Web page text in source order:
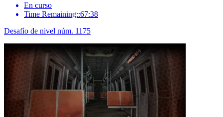
En curso
Time Remaining::67:38
Desafío de nivel núm. 1175